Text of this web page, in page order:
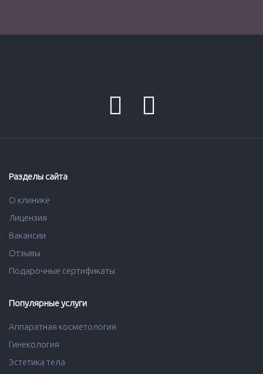
Разделы сайта
О клинике
Лицензия
Вакансии
Отзывы
Подарочные сертификаты
Популярные услуги
Аппаратная косметология
Гинекология
Эстетика тела